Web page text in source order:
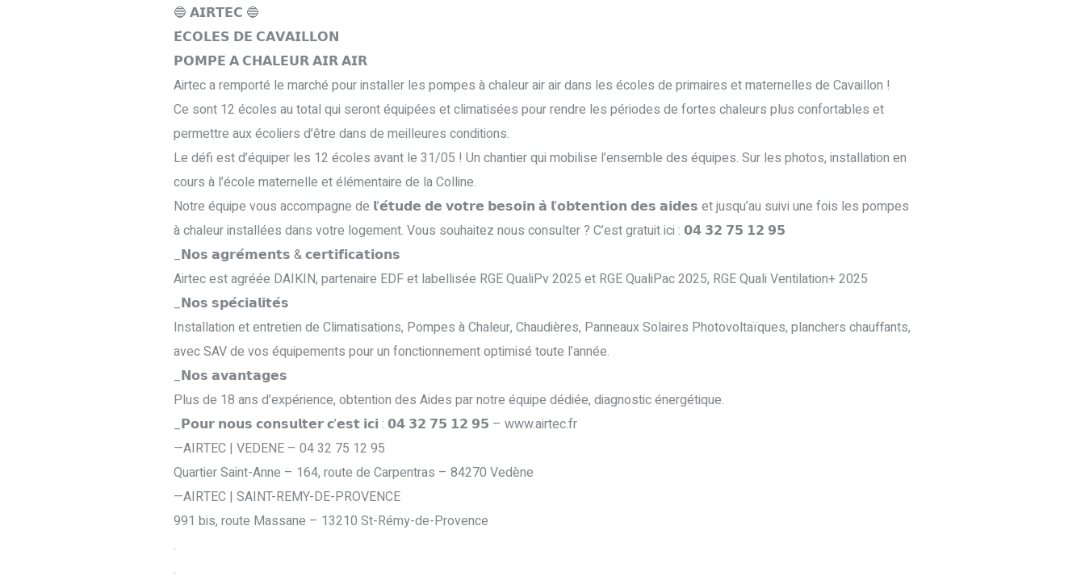
🔵 𝗔𝗜𝗥𝗧𝗘𝗖 🔵
𝗘́𝗖𝗢𝗟𝗘𝗦 𝗗𝗘 𝗖𝗔𝗩𝗔𝗜𝗟𝗟𝗢𝗡
𝗣𝗢𝗠𝗣𝗘 𝗔 𝗖𝗛𝗔𝗟𝗘𝗨𝗥 𝗔𝗜𝗥 𝗔𝗜𝗥
Airtec a remporté le marché pour installer les pompes à chaleur air air dans les écoles de primaires et maternelles de Cavaillon !
Ce sont 12 écoles au total qui seront équipées et climatisées pour rendre les périodes de fortes chaleurs plus confortables et
permettre aux écoliers d’être dans de meilleures conditions.
Le défi est d’équiper les 12 écoles avant le 31/05 ! Un chantier qui mobilise l’ensemble des équipes. Sur les photos, installation en
cours à l’école maternelle et élémentaire de la Colline.
Notre équipe vous accompagne de 𝗹’𝗲́𝘁𝘂𝗱𝗲 𝗱𝗲 𝘃𝗼𝘁𝗿𝗲 𝗯𝗲𝘀𝗼𝗶𝗻 𝗮̀ 𝗹’𝗼𝗯𝘁𝗲𝗻𝘁𝗶𝗼𝗻 𝗱𝗲𝘀 𝗮𝗶𝗱𝗲𝘀 et jusqu’au suivi une fois les pompes
à chaleur installées dans votre logement. Vous souhaitez nous consulter ? C’est gratuit ici : 𝟬𝟰 𝟯𝟮 𝟳𝟱 𝟭𝟮 𝟵𝟱
_𝗡𝗼𝘀 𝗮𝗴𝗿𝗲́𝗺𝗲𝗻𝘁𝘀 & 𝗰𝗲𝗿𝘁𝗶𝗳𝗶𝗰𝗮𝘁𝗶𝗼𝗻𝘀
Airtec est agréée DAIKIN, partenaire EDF et labellisée RGE QualiPv 2025 et RGE QualiPac 2025, RGE Quali Ventilation+ 2025
_𝗡𝗼𝘀 𝘀𝗽𝗲́𝗰𝗶𝗮𝗹𝗶𝘁𝗲́𝘀
Installation et entretien de Climatisations, Pompes à Chaleur, Chaudières, Panneaux Solaires Photovoltaïques, planchers chauffants,
avec SAV de vos équipements pour un fonctionnement optimisé toute l’année.
_𝗡𝗼𝘀 𝗮𝘃𝗮𝗻𝘁𝗮𝗴𝗲𝘀
Plus de 18 ans d’expérience, obtention des Aides par notre équipe dédiée, diagnostic énergétique.
_𝗣𝗼𝘂𝗿 𝗻𝗼𝘂𝘀 𝗰𝗼𝗻𝘀𝘂𝗹𝘁𝗲𝗿 𝗰’𝗲𝘀𝘁 𝗶𝗰𝗶 : 𝟬𝟰 𝟯𝟮 𝟳𝟱 𝟭𝟮 𝟵𝟱 – www.airtec.fr
—AIRTEC | VEDENE – 04 32 75 12 95
Quartier Saint-Anne – 164, route de Carpentras – 84270 Vedène
—AIRTEC | SAINT-REMY-DE-PROVENCE
991 bis, route Massane – 13210 St-Rémy-de-Provence
.
.